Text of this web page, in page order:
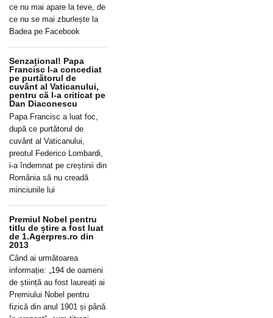
ce nu mai apare la teve, de
ce nu se mai zburlește la
Badea pe Facebook
Senzațional! Papa
Francisc l-a concediat
pe purtătorul de
cuvânt al Vaticanului,
pentru că l-a criticat pe
Dan Diaconescu
Papa Francisc a luat foc,
după ce purtătorul de
cuvânt al Vaticanului,
preotul Federico Lombardi,
i-a îndemnat pe creștinii din
România să nu creadă
minciunile lui
Premiul Nobel pentru
titlu de știre a fost luat
de 1.Agerpres.ro din
2013
Când ai următoarea
informație: „194 de oameni
de știință au fost laureați ai
Premiului Nobel pentru
fizică din anul 1901 și până